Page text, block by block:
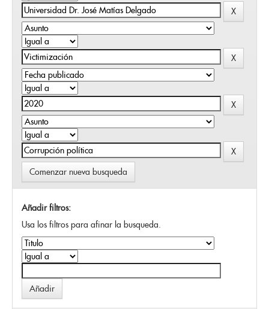
Comenzar nueva busqueda
Añadir filtros:
Usa los filtros para afinar la busqueda.